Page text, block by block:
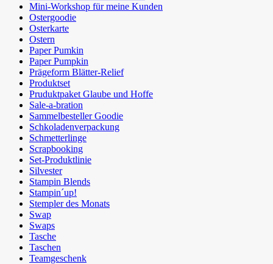
Mini-Workshop für meine Kunden
Ostergoodie
Osterkarte
Ostern
Paper Pumkin
Paper Pumpkin
Prägeform Blätter-Relief
Produktset
Pruduktpaket Glaube und Hoffe
Sale-a-bration
Sammelbesteller Goodie
Schkoladenverpackung
Schmetterlinge
Scrapbooking
Set-Produktlinie
Silvester
Stampin Blends
Stampin´up!
Stempler des Monats
Swap
Swaps
Tasche
Taschen
Teamgeschenk